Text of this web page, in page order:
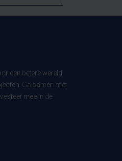
een betere wereld
Ga samen met
mee in de